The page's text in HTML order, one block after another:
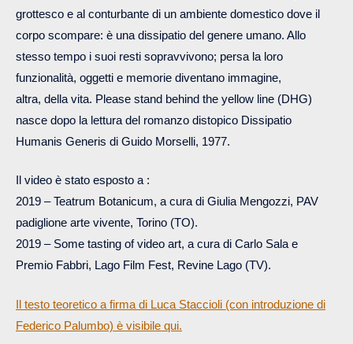
grottesco e al conturbante di un ambiente domestico dove il
corpo scompare: è una dissipatio del genere umano. Allo
stesso tempo i suoi resti sopravvivono; persa la loro
funzionalità, oggetti e memorie diventano immagine,
altra, della vita. Please stand behind the yellow line (DHG)
nasce dopo la lettura del romanzo distopico Dissipatio
Humanis Generis di Guido Morselli, 1977.
Il video è stato esposto a :
2019 – Teatrum Botanicum, a cura di Giulia Mengozzi, PAV
padiglione arte vivente, Torino (TO).
2019 – Some tasting of video art, a cura di Carlo Sala e
Premio Fabbri, Lago Film Fest, Revine Lago (TV).
Il testo teoretico a firma di Luca Staccioli (con introduzione di
Federico Palumbo) è visibile qui.